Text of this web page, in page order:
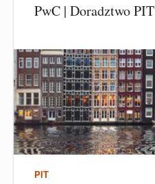
PwC | Doradztwo PIT
PIT